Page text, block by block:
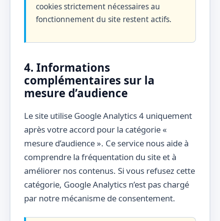
cookies strictement nécessaires au
fonctionnement du site restent actifs.
4. Informations
complémentaires sur la
mesure d’audience
Le site utilise Google Analytics 4 uniquement
après votre accord pour la catégorie «
mesure d’audience ». Ce service nous aide à
comprendre la fréquentation du site et à
améliorer nos contenus. Si vous refusez cette
catégorie, Google Analytics n’est pas chargé
par notre mécanisme de consentement.